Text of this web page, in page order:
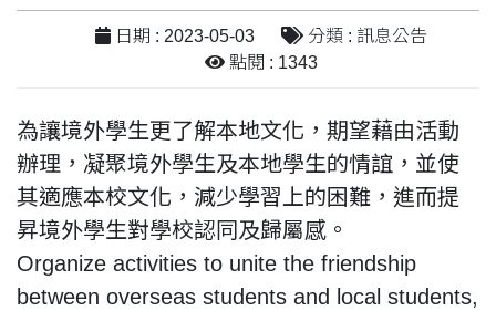
日期 : 2023-05-03
分類 : 訊息公告
點閱 : 1343
為讓境外學生更了解本地文化，期望藉由活動
辦理，凝聚境外學生及本地學生的情誼，並使
其適應本校文化，減少學習上的困難，進而提
昇境外學生對學校認同及歸屬感。
Organize activities to unite the friendship
between overseas students and local students,